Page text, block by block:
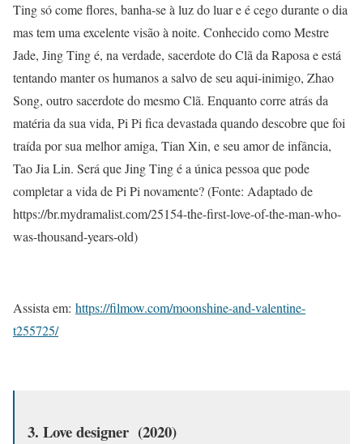
Ting só come flores, banha-se à luz do luar e é cegodurante o dia
mas tem uma excelente visão à noite. Conhecido como Mestre
Jade, Jing Ting é, na verdade, sacerdote do Clã da Raposa e está
tentando manter os humanos a salvo de seu aqui-inimigo, Zhao
Song, outro sacerdote do mesmo Clã. Enquanto corre atrás da
matéria da sua vida, Pi Pi fica devastada quando descobre que foi
traída por sua melhor amiga, Tian Xin, e seu amor de infância,
Tao Jia Lin. Será que Jing Ting é a única pessoa que pode
completar a vida de Pi Pi novamente?(Fonte: Adaptado de
https://br.mydramalist.com/25154-the-first-love-of-the-man-who-
was-thousand-years-old)
Assista em: https://filmow.com/moonshine-and-valentine-
t255725/
3. Love designer (2020)